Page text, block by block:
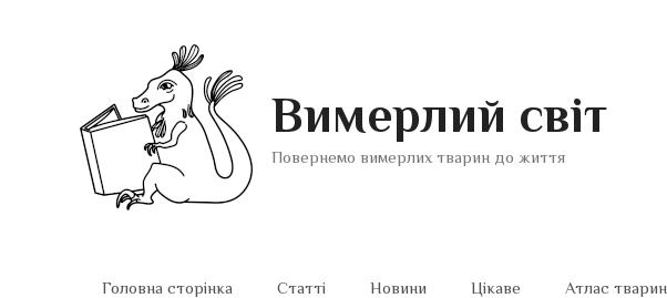
Вимерлий світ
Повернемо вимерлих тварин до життя
Головна сторінка Статті Новини Цікаве Атлас тварин